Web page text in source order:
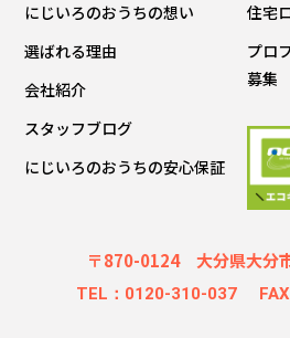
にじいろのおうちの想い
選ばれる理由
会社紹介
スタッフブログ
にじいろのおうちの安心保証
住宅
プロ
募集
〒870-0124 大分県大分
TEL：0120-310-037